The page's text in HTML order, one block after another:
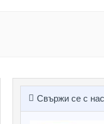
Свържи се с нас